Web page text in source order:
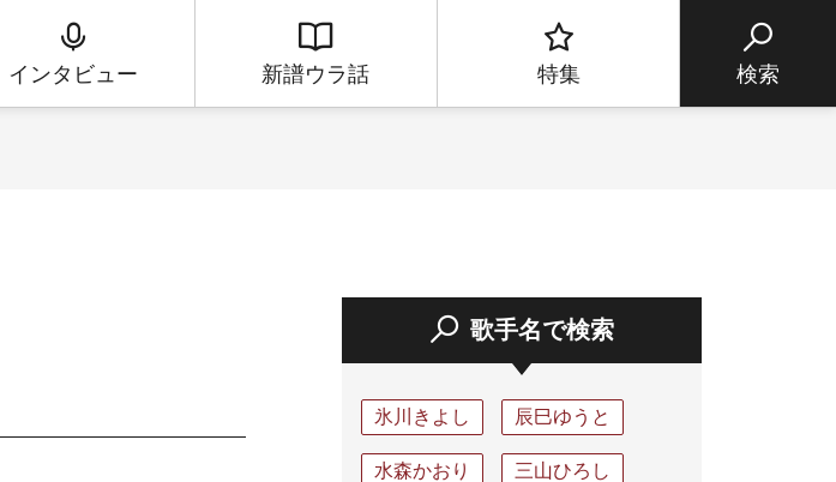
インタビュー 新譜ウラ話 特集 検索
歌手名で検索
氷川きよし 辰巳ゆうと
水森かおり 三山ひろし